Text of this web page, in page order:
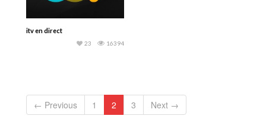
itv en direct
16394
23
← Previous 1 2 3 Next →